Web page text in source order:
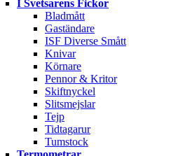
I Svetsarens Fickor
Bladmått
Gaständare
ISF Diverse Smått
Knivar
Körnare
Pennor & Kritor
Skiftnyckel
Slitsmejslar
Tejp
Tidtagarur
Tumstock